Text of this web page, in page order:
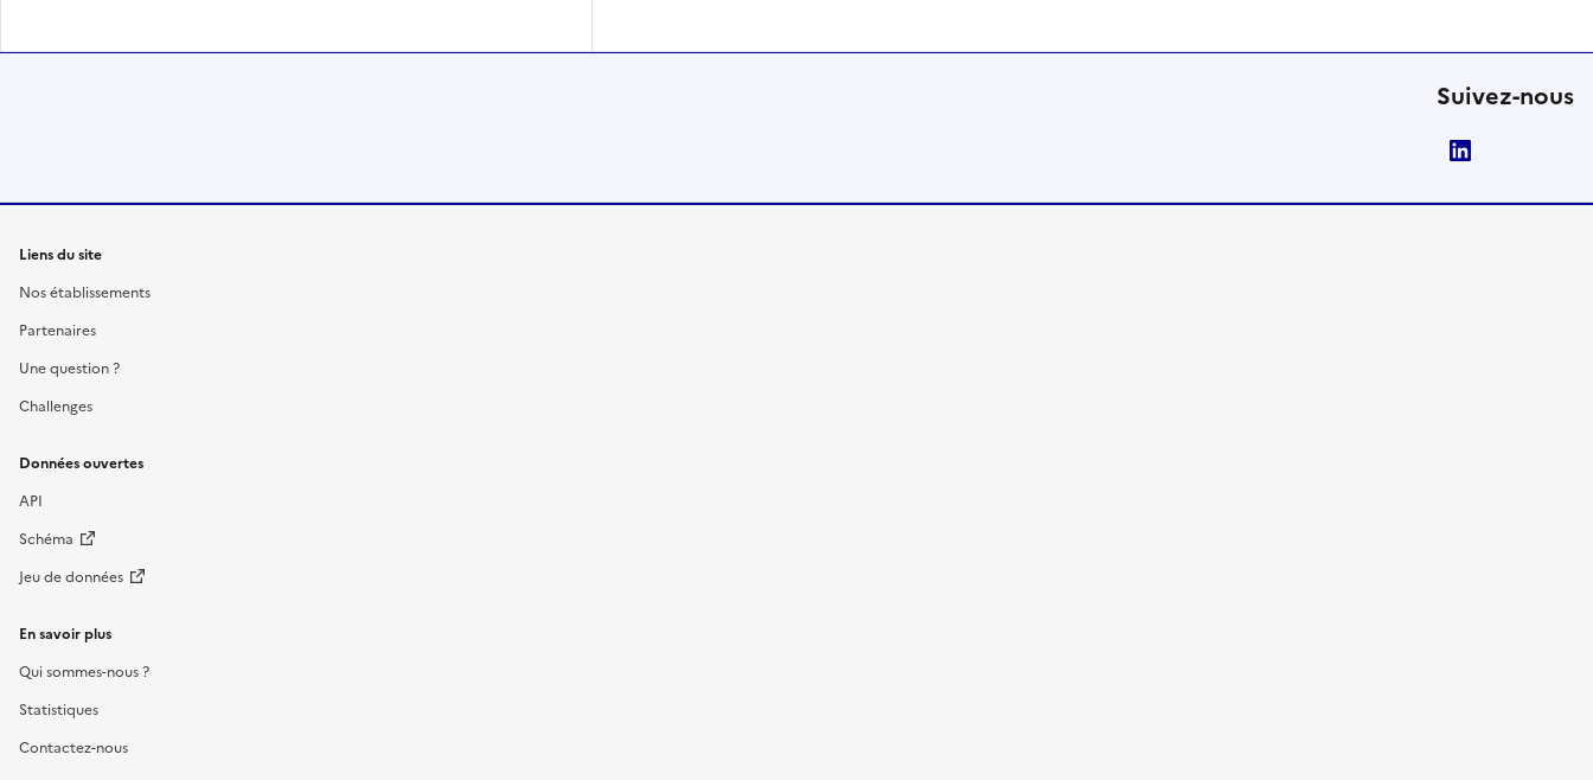
Suivez-nous
Liens du site
Nos établissements
Partenaires
Une question ?
Challenges
Données ouvertes
API
Schéma
Jeu de données
En savoir plus
Qui sommes-nous ?
Statistiques
Contactez-nous